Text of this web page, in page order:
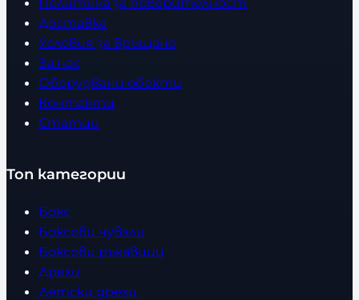
Доставка
Условия за връщане
За нас
Оборудвани обекти
Контакти
Статии
Топ категории
Бокс
Боксови чували
Боксови ръкавици
Дрехи
Детски дрехи